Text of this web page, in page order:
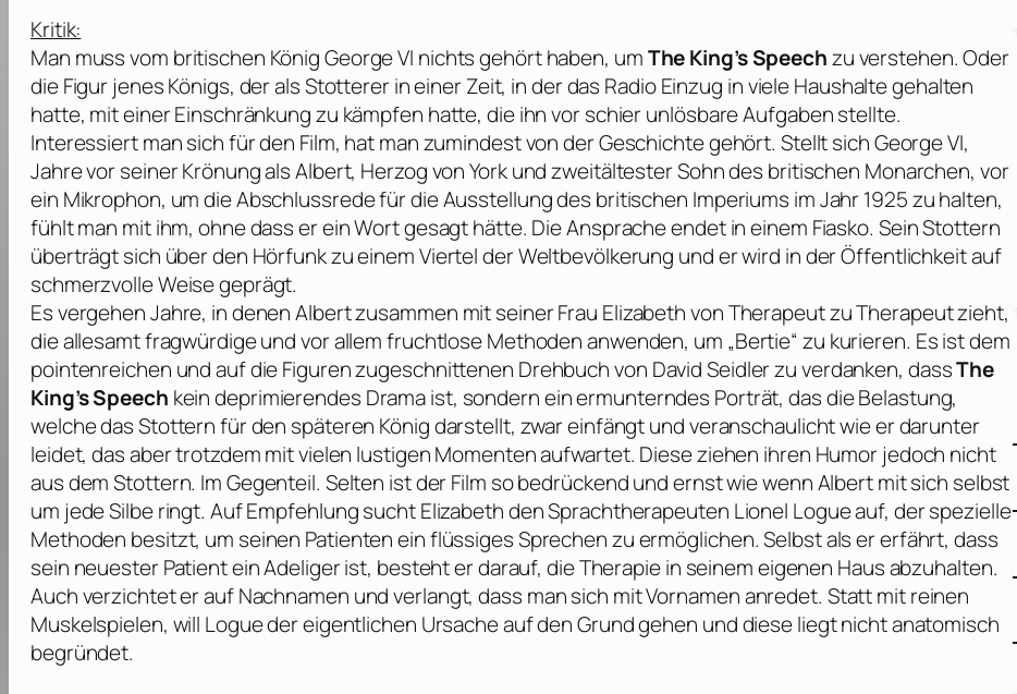
Kritik:
Man muss vom britischen König George VI nichts gehört haben, umThe King’s Speechzu verstehen. Oder
die Figur jenes Königs, der als Stotterer in einer Zeit, in der das Radio Einzug in viele Haushalte gehalten
hatte, mit einer Einschränkung zu kämpfen hatte, die ihn vor schier unlösbare Aufgaben stellte.
Interessiert man sich für den Film, hat man zumindest von der Geschichte gehört. Stellt sich George VI,
Jahre vor seiner Krönung als Albert, Herzog von York und zweitältester Sohn des britischen Monarchen, vor
ein Mikrophon, um die Abschlussrede für die Ausstellung des britischen Imperiums im Jahr 1925 zu halten,
fühlt man mit ihm, ohne dass er ein Wort gesagt hätte. Die Ansprache endet in einem Fiasko. Sein Stottern
überträgt sich über den Hörfunk zu einem Viertel der Weltbevölkerung und er wird in der Öffentlichkeit auf
schmerzvolle Weise geprägt.
Es vergehen Jahre, in denen Albert zusammen mit seiner Frau Elizabeth von Therapeut zu Therapeut zieht,
die allesamt fragwürdige und vor allem fruchtlose Methoden anwenden, um „Bertie“ zu kurieren. Es ist dem
pointenreichen und auf die Figuren zugeschnittenen Drehbuch von David Seidlerzu verdanken, dassThe
King’s Speech kein deprimierendes Drama ist, sondern ein ermunterndes Porträt, das die Belastung,
welche das Stottern für den späteren König darstellt, zwar einfängt und veranschaulicht wie er darunter
leidet, das aber trotzdem mit vielen lustigen Momenten aufwartet. Diese ziehen ihren Humor jedoch nicht
aus dem Stottern. Im Gegenteil. Selten ist der Film so bedrückend und ernst wie wenn Albert mit sich selbst
um jede Silbe ringt. Auf Empfehlung sucht Elizabeth den Sprachtherapeuten Lionel Logue auf, der spezielle
Methoden besitzt, um seinen Patienten ein flüssiges Sprechen zu ermöglichen. Selbst als er erfährt, dass
sein neuester Patient ein Adeliger ist, besteht er darauf, die Therapie in seinem eigenen Haus abzuhalten.
Auch verzichtet er auf Nachnamen und verlangt, dass man sich mit Vornamen anredet. Statt mit reinen
Muskelspielen, will Logue der eigentlichen Ursache auf den Grund gehen und diese liegt nicht anatomisch
begründet.